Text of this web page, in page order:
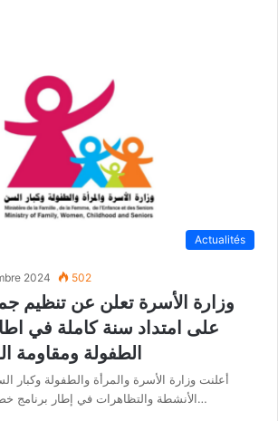
Actualités
2024 502
وزارة الأسرة تعلن عن تنظيم
على امتداد سنة كاملة في
الطفولة ومقاومة
أعلنت وزارة الأسرة والمرأة والطفولة
الأنشطة والتظاهرات في إطار برنامج خصوصي تحت شعار « في…